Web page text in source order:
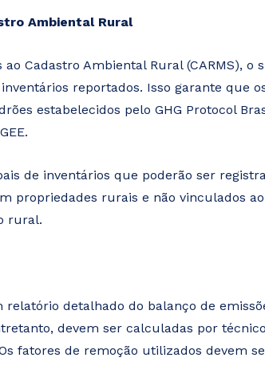
Ambiental Rural
ao Cadastro Ambiental Rural (CARMS),
reportados. Isso garante que
estabelecidos pelo GHG Protocol
de inventários que poderão ser
propriedades rurais e não vinculados
rural.
detalhado do balanço de
devem ser calculadas por
fatores de remoção utilizados devem